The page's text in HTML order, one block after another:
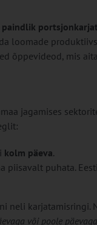
paindlik
loomade
õppevideod, mis
jagamises
kolm päeva.
piisavalt puhata.
neli karjatamisringi.
või poole